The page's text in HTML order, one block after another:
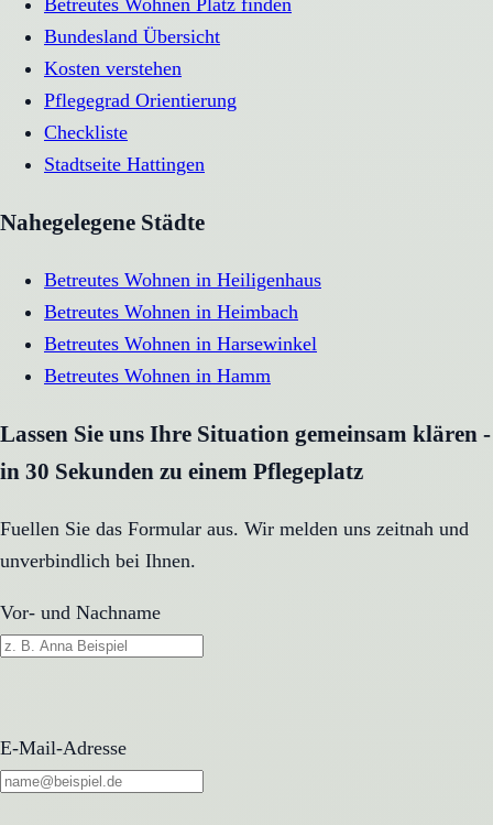
Bundesland Übersicht
Kosten verstehen
Pflegegrad Orientierung
Checkliste
Stadtseite Hattingen
Nahegelegene Städte
Betreutes Wohnen in Heiligenhaus
Betreutes Wohnen in Heimbach
Betreutes Wohnen in Harsewinkel
Betreutes Wohnen in Hamm
Lassen Sie uns Ihre Situation gemeinsam klären -
in 30 Sekunden zu einem Pflegeplatz
Fuellen Sie das Formular aus. Wir melden uns zeitnah und
unverbindlich bei Ihnen.
Vor- und Nachname
E-Mail-Adresse